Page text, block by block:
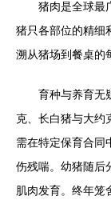
猪肉是全球最
猪只各部位的精细
溯从猪场到餐桌的
育种与养育无
克、长白猪与大约
需在特定保育合同
伤残喘。幼猪随后
肌肉发育。终年笼